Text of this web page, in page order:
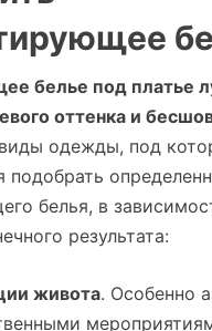
белье под платье
оттенка и
одежды, под
подобрать
белья, в
результата:
живота. Особенно